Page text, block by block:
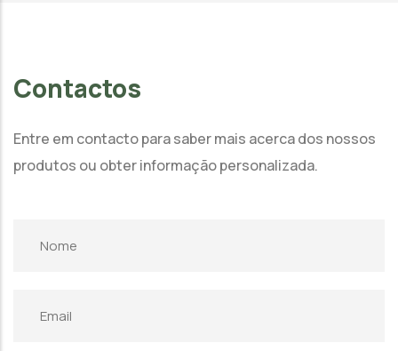
Contactos
Entre em contacto para saber mais acerca dos nossos
produtos ou obter informação personalizada.